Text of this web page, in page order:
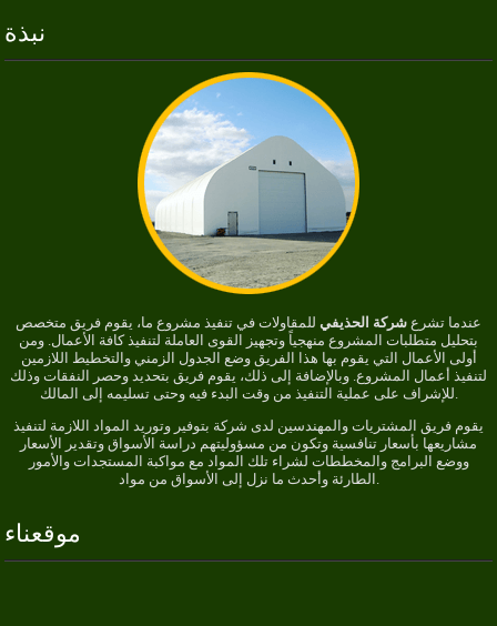
نبذة
عندما تشرع شركة الحذيفي للمقاولات في تنفيذ مشروع ما، يقوم فريق متخصص
بتحليل متطلبات المشروع منهجياً وتجهيز القوى العاملة لتنفيذ كافة الأعمال. ومن
أولى الأعمال التي يقوم بها هذا الفريق وضع الجدول الزمني والتخطيط اللازمين
لتنفيذ أعمال المشروع. وبالإضافة إلى ذلك، يقوم فريق بتحديد وحصر النفقات وذلك
للإشراف على عملية التنفيذ من وقت البدء فيه وحتى تسليمه إلى المالك.
يقوم فريق المشتريات والمهندسين لدى شركة بتوفير وتوريد المواد اللازمة لتنفيذ
مشاريعها بأسعار تنافسية وتكون من مسؤوليتهم دراسة الأسواق وتقدير الأسعار
ووضع البرامج والمخططات لشراء تلك المواد مع مواكبة المستجدات والأمور
الطارئة وأحدث ما نزل إلى الأسواق من مواد.
موقعناء